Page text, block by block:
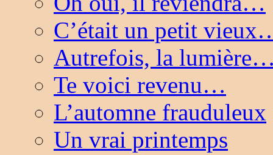
C’était un petit
Autrefois, la
Te voici revenu…
L’automne frauduleux
Un vrai printemps